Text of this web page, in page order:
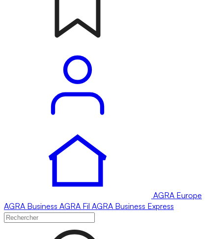
AGRA Europe
AGRA Business AGRA Fil AGRA Business Express